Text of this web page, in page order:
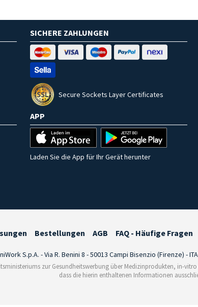
SICHERE ZAHLUNGEN
Secure Sockets Layer Certificates
APP
Laden Sie die App für Ihr Gerät herunter
Bestellungen AGB FAQ - Häufige Fragen
S.p.A. - Via R. Benini 8 - 50013 Campi Bisenzio (Firenze) -
zur Gesundheitswerbung über Medizinprodukten, in-
dass die hierin enthaltenen Informationen